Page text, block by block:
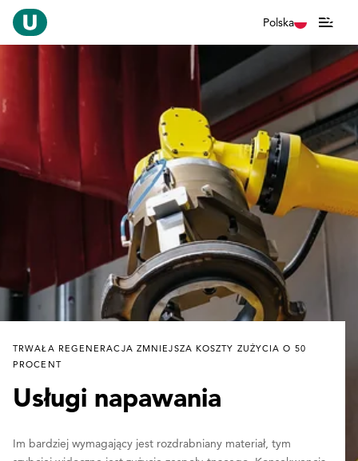
Polska
TRWAŁA REGENERACJA ZMNIEJSZA KOSZTY ZUŻYCIA O 50
PROCENT
Usługi napawania
Im bardziej wymagający jest rozdrabniany materiał, tym